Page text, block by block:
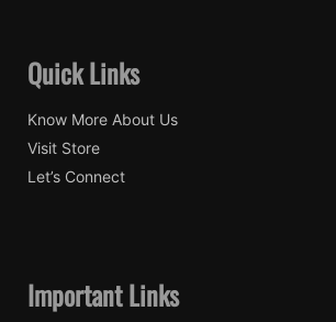
Quick Links
Know More About Us
Visit Store
Let’s Connect
Important Links